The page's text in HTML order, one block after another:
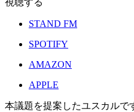
STAND FM
SPOTIFY
AMAZON
APPLE
本議題を提案したユスカルで